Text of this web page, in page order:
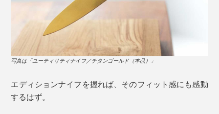
写真は「ユーティリティナイフ／チタンゴールド（本品）
鋭い先端を使って、鶏肉の筋切りや余分な脂肪を取り除
くといった、細かい作業にも最適です。
写真は「ユーティリティナイフ／チタンゴールド（本品）」
エディションナイフを握れば、そのフィット感にも感動
するはず。